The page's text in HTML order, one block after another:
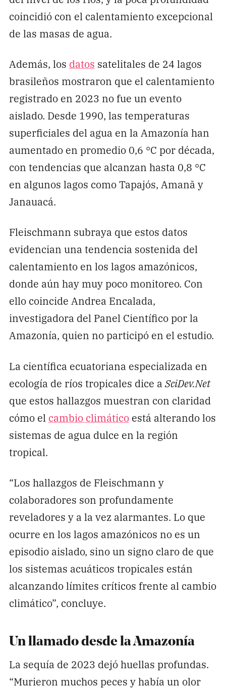
coincidió con el calentamiento excepcional
de las masas de agua.
Además, los datos satelitales de 24 lagos
brasileños mostraron que el calentamiento
registrado en 2023 no fue un evento
aislado. Desde 1990, las temperaturas
superficiales del agua en la Amazonía han
aumentado en promedio 0,6 °C por década,
con tendencias que alcanzan hasta 0,8 °C
en algunos lagos como Tapajós, Amanã y
Janauacá.
Fleischmann subraya que estos datos
evidencian una tendencia sostenida del
calentamiento en los lagos amazónicos,
donde aún hay muy poco monitoreo. Con
ello coincide Andrea Encalada,
investigadora del Panel Científico por la
Amazonía, quien no participó en el estudio.
La científica ecuatoriana especializada en
ecología de ríos tropicales dice a SciDev.Net
que estos hallazgos muestran con claridad
cómo el cambio climáticoestá alterando los
sistemas de agua dulce en la región
tropical.
“Los hallazgos de Fleischmann y
colaboradores son profundamente
reveladores y a la vez alarmantes. Lo que
ocurre en los lagos amazónicos no es un
episodio aislado, sino un signo claro de que
los sistemas acuáticos tropicales están
alcanzando límites críticos frente al cambio
climático”, concluye.
Un llamado desde la Amazonía
La sequía de 2023 dejó huellas profundas.
“Murieron muchos peces y había un olor